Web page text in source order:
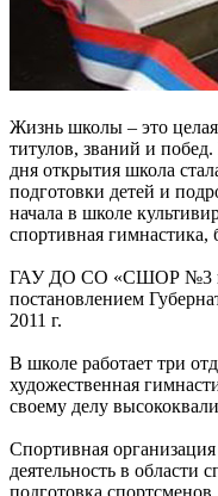
Жизнь школы – это
титулов, званий и
дня открытия школа
подготовки детей и
начала в школе
спортивная гимнастика,
ГАУ ДО СО «СШОР №3
постановлением
2011 г.
В школе работает три
художественная
своему делу
Спортивная
деятельность в области
подготовка